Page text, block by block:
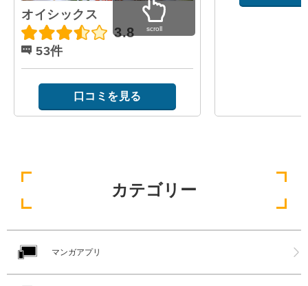
オイシックス
3.8
53件
口コミを見る
scroll
カテゴリー
マンガアプリ